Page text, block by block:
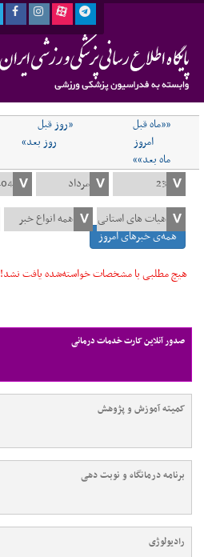
««ماه قبل
«روز قبل
امروز
روز بعد»
ماه بعد»»
همه‌ی خبرهای امروز
هیچ مطلبی با مشخصات خواسته‌شده یافت نشد!
صدور آنلاین کارت خدمات درمانی
کمیته آموزش و پژوهش
برنامه درمانگاه و نوبت دهی
رادیولوژی